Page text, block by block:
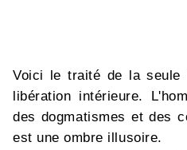
Voici le traité de la
libération intérieure.
des dogmatismes et des
est une ombre illusoire.